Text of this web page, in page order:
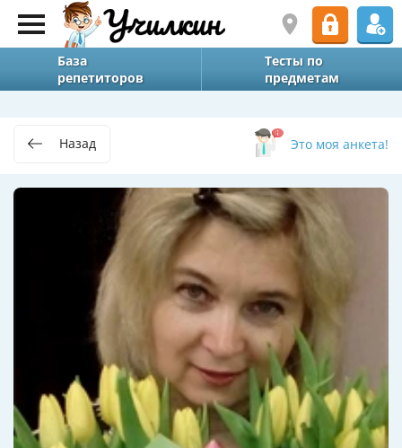
База
репетиторов
Тесты по
предметам
Назад Это моя анкета!